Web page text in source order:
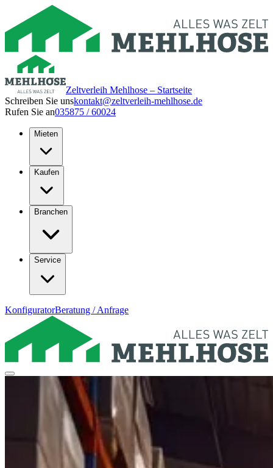
Zeltverleih Mehlhose – Startseite
Schreiben Sie unskontakt@zeltverleih-mehlhose.de
Rufen Sie an035875 / 60024
Mieten
Kaufen
Branchen
Service
KonfiguratorBeratung / Anfrage